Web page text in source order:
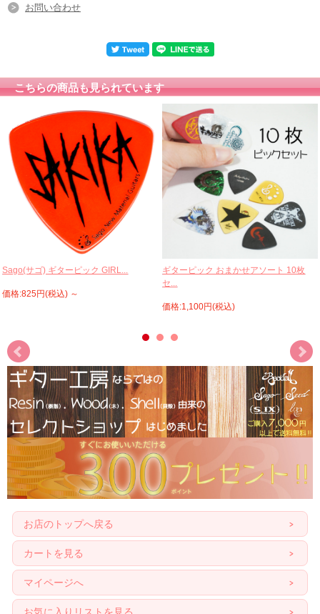
お問い合わせ
こちらの商品も見られています
Sago(サゴ) ギターピック GIRL...
価格:825円(税込) ～
ギターピック おまかせアソート 10枚
セ...
価格:1,100円(税込)
お店のトップへ戻る
カートを見る
マイページへ